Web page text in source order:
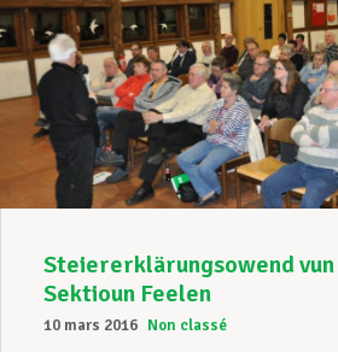
Steiererklärungsowend vun
Sektioun Feelen
10 mars 2016 Non classé